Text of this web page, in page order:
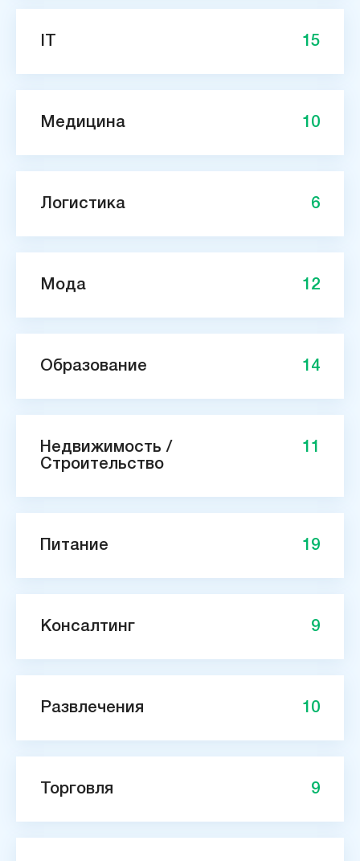
15
Медицина 10
Логистика 6
Мода 12
Образование 14
Недвижимость /
Строительство
11
Питание 19
Консалтинг 9
Развлечения 10
Торговля 9